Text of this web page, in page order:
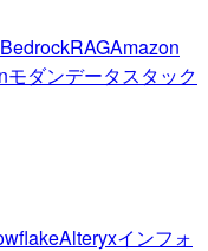
RAGAmazon
モダンデータスタック
Alteryxインフォ